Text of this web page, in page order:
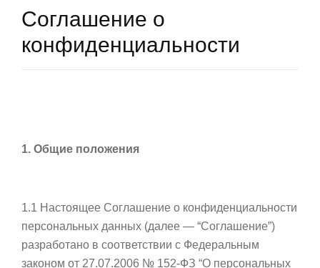
Соглашение о
конфиденциальности
1. Общие положения
1.1 Настоящее Соглашение о конфиденциальности
персональных данных (далее — “Соглашение”)
разработано в соответствии с Федеральным
законом от 27.07.2006 № 152-ФЗ “О персональных